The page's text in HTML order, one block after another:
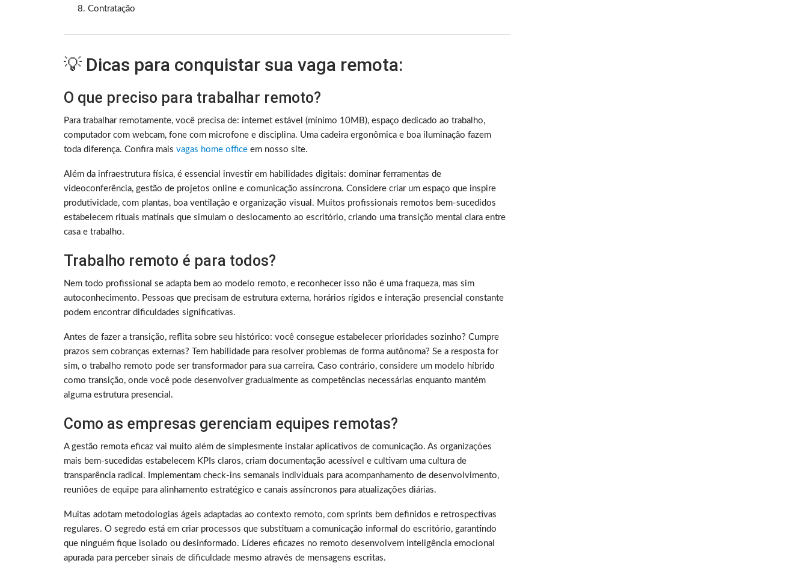
Contratação
💡 Dicas para conquistar sua vaga remota:
O que preciso para trabalhar remoto?
Para trabalhar remotamente, você precisa de: internet estável (mínimo 10MB), espaço dedicado ao trabalho,
computador com webcam, fone com microfone e disciplina. Uma cadeira ergonômica e boa iluminação fazem
toda diferença. Confira mais vagas home office em nosso site.
Além da infraestrutura física, é essencial investir em habilidades digitais: dominar ferramentas de
videoconferência, gestão de projetos online e comunicação assíncrona. Considere criar um espaço que inspire
produtividade, com plantas, boa ventilação e organização visual. Muitos profissionais remotos bem-sucedidos
estabelecem rituais matinais que simulam o deslocamento ao escritório, criando uma transição mental clara entre
casa e trabalho.
Trabalho remoto é para todos?
Nem todo profissional se adapta bem ao modelo remoto, e reconhecer isso não é uma fraqueza, mas sim
autoconhecimento. Pessoas que precisam de estrutura externa, horários rígidos e interação presencial constante
podem encontrar dificuldades significativas.
Antes de fazer a transição, reflita sobre seu histórico: você consegue estabelecer prioridades sozinho? Cumpre
prazos sem cobranças externas? Tem habilidade para resolver problemas de forma autônoma? Se a resposta for
sim, o trabalho remoto pode ser transformador para sua carreira. Caso contrário, considere um modelo híbrido
como transição, onde você pode desenvolver gradualmente as competências necessárias enquanto mantém
alguma estrutura presencial.
Como as empresas gerenciam equipes remotas?
A gestão remota eficaz vai muito além de simplesmente instalar aplicativos de comunicação. As organizações
mais bem-sucedidas estabelecem KPIs claros, criam documentação acessível e cultivam uma cultura de
transparência radical. Implementam check-ins semanais individuais para acompanhamento de desenvolvimento,
reuniões de equipe para alinhamento estratégico e canais assíncronos para atualizações diárias.
Muitas adotam metodologias ágeis adaptadas ao contexto remoto, com sprints bem definidos e retrospectivas
regulares. O segredo está em criar processos que substituam a comunicação informal do escritório, garantindo
que ninguém fique isolado ou desinformado. Líderes eficazes no remoto desenvolvem inteligência emocional
apurada para perceber sinais de dificuldade mesmo através de mensagens escritas.